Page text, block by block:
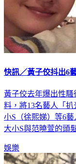
快訊／黃子佼抖出6
黃子佼去年爆出性
料，將13名藝人「扒
小S（徐熙娣）等6
大小S與范曉萱的頭
娛樂